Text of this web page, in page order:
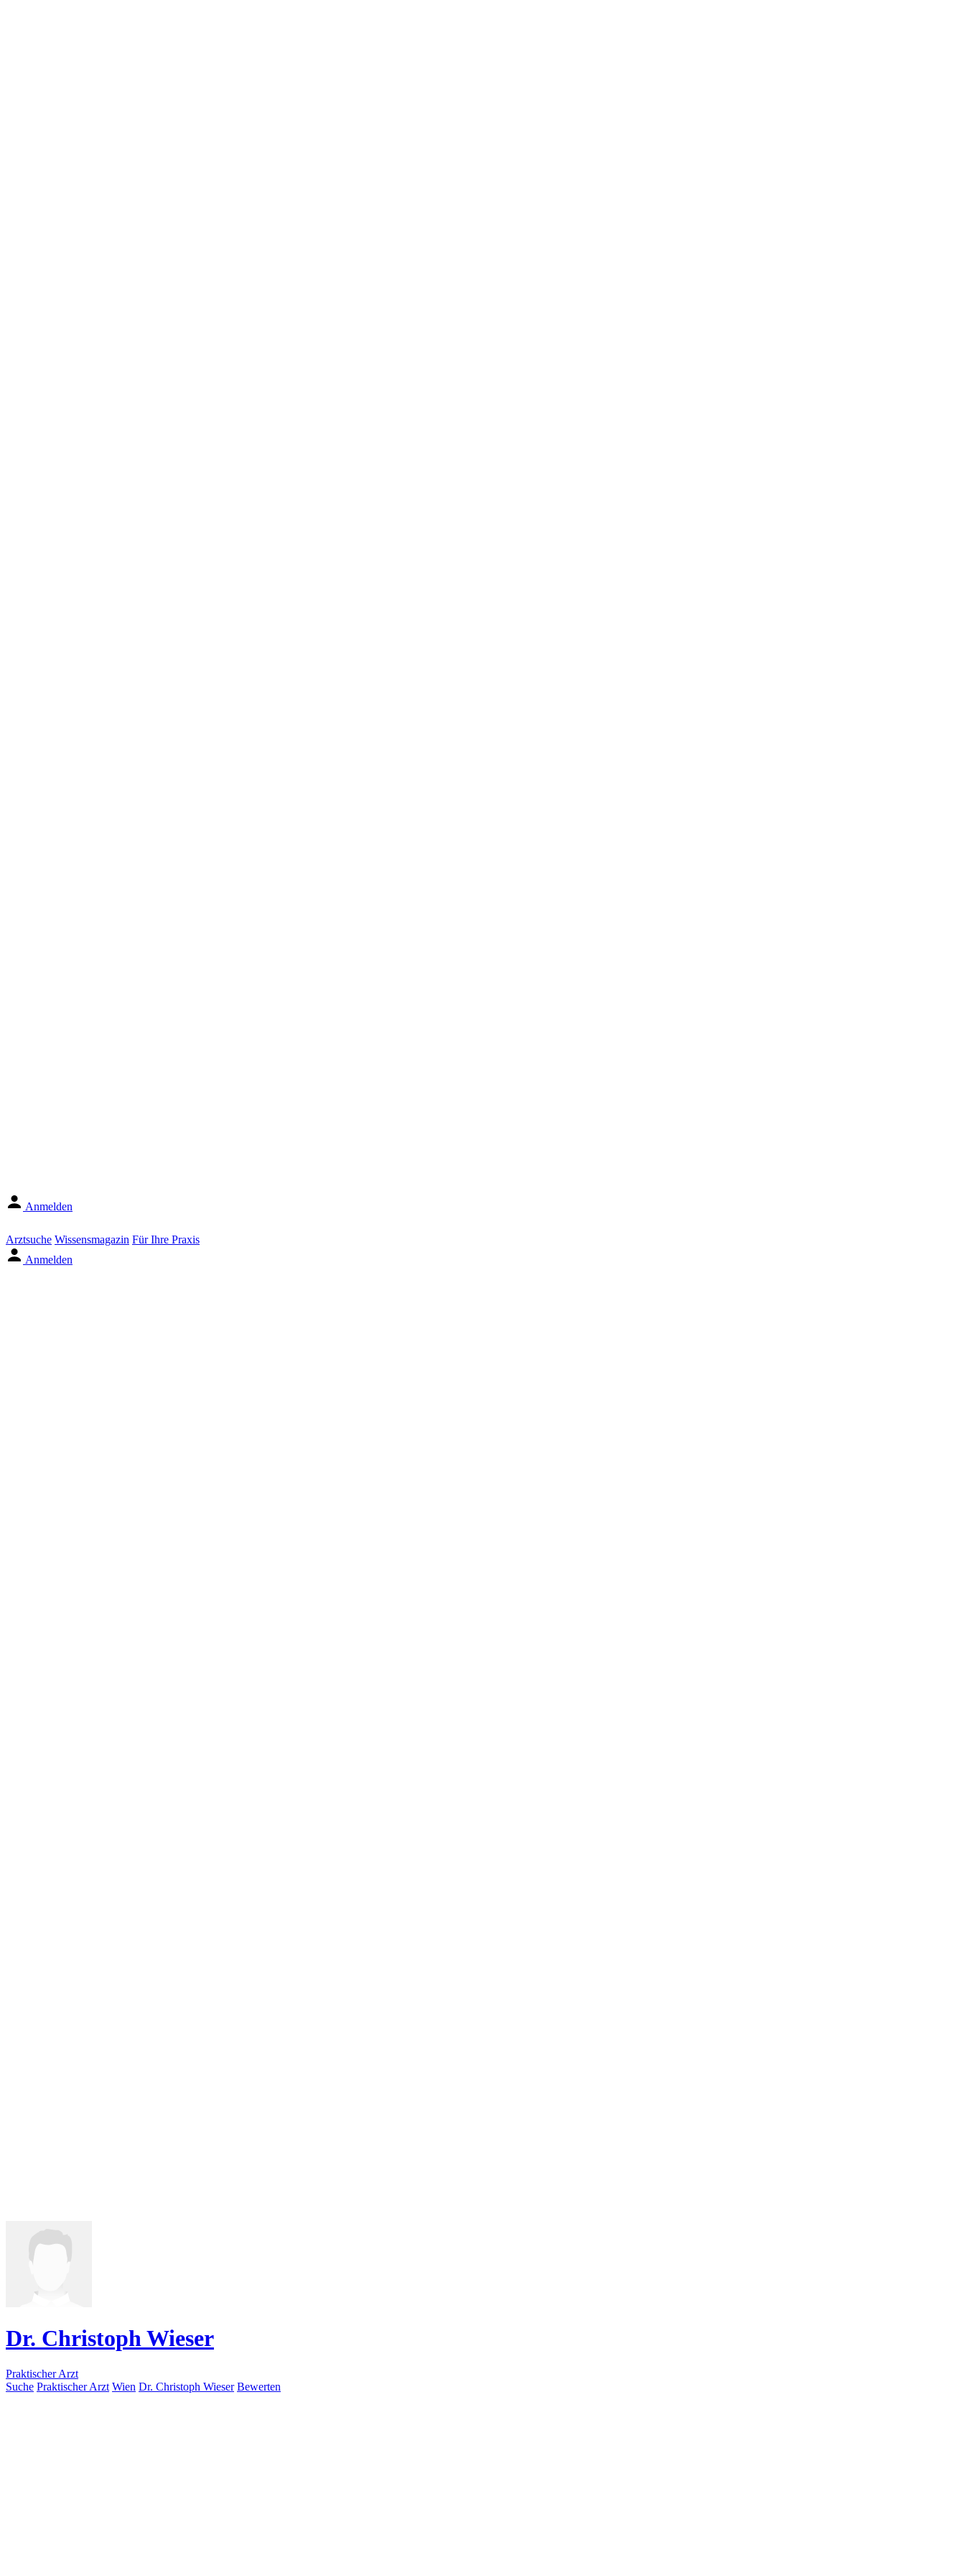
Anmelden
Arztsuche Wissensmagazin Für Ihre Praxis
Anmelden
Dr. Christoph Wieser
Praktischer Arzt
Suche Praktischer Arzt Wien Dr. Christoph Wieser Bewerten